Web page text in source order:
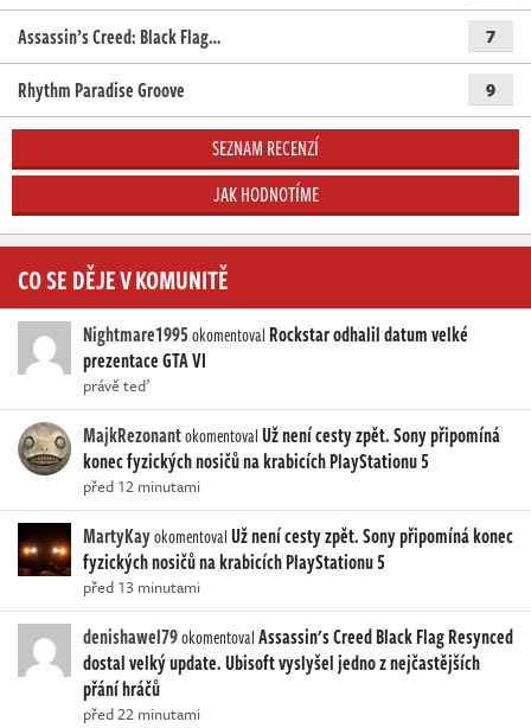
Assassin’s Creed: Black Flag… 7
Rhythm Paradise Groove 9
SEZNAM RECENZÍ
JAK HODNOTÍME
CO SE DĚJE V KOMUNITĚ
Nightmare1995okomentoval Rockstar odhalil datum velké
prezentace GTA VI
právě teď
MajkRezonantokomentovalUž není cesty zpět. Sony připomíná
konec fyzických nosičů na krabicích PlayStationu 5
před 12 minutami
MartyKayokomentovalUž není cesty zpět. Sony připomíná konec
fyzických nosičů na krabicích PlayStationu 5
před 13 minutami
denishawel79okomentovalAssassin's Creed Black Flag Resynced
dostal velký update. Ubisoft vyslyšel jedno z nejčastějších
přání hráčů
před 22 minutami